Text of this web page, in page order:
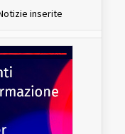
inserite